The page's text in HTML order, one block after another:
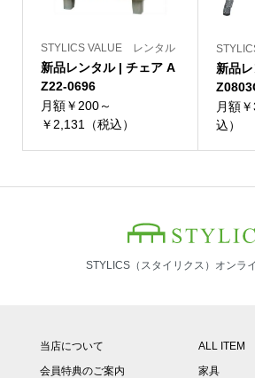
STYLICS VALUE レンタル
新品レンタル | チェア A
Z22-0696
月額￥200～
￥2,131（税込）
新品
月額
込）
STYLICS（スタイリクス）オンラ
当店について
会員特典のご案内
ALL ITEM
家具